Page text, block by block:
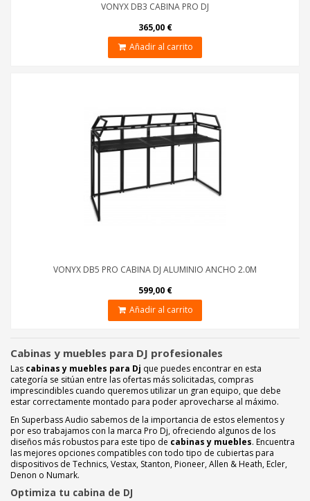
VONYX DB3 CABINA PRO DJ
365,00 €
Añadir al carrito
VONYX DB5 PRO CABINA DJ ALUMINIO ANCHO 2.0M
599,00 €
Añadir al carrito
Cabinas y muebles para DJ profesionales
Las cabinas y muebles para Dj que puedes encontrar en esta
categoría se sitúan entre las ofertas más solicitadas, compras
imprescindibles cuando queremos utilizar un gran equipo, que debe
estar correctamente montado para poder aprovecharse al máximo.
En Superbass Audio sabemos de la importancia de estos elementos y
por eso trabajamos con la marca Pro Dj, ofreciendo algunos de los
diseños más robustos para este tipo de cabinas y muebles. Encuentra
las mejores opciones compatibles con todo tipo de cubiertas para
dispositivos de Technics, Vestax, Stanton, Pioneer, Allen & Heath, Ecler,
Denon o Numark.
Optimiza tu cabina de DJ